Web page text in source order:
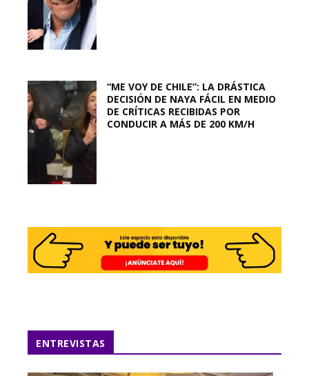
“ME VOY DE CHILE”: LA DRÁSTICA
DECISIÓN DE NAYA FÁCIL EN MEDIO
DE CRÍTICAS RECIBIDAS POR
CONDUCIR A MÁS DE 200 KM/H
ENTREVISTAS